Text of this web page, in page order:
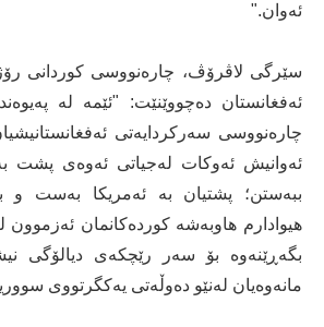
ئەوان."
سێرگی لاڤرۆڤ، چارەنووسی کوردانی
ئەفغانستان دەچووێنێت: "ئێمە لە
چارەنووسی سەرکردایەتی
ئەوانیش ئەوکات لەجیاتی ئەوەی پشت
ببەستن؛ پشتیان بە ئەمریکا بەست و
هیوادارم هاوبەشە کوردەکانمان
بگەڕێنەوە بۆ سەر رێچکەی دیالۆگی
مانەوەیان لەنێو دەوڵەتی یەکگرتووی